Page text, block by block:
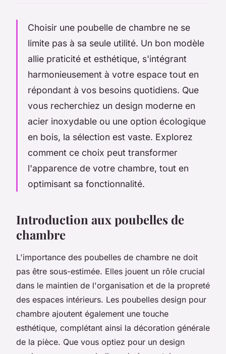
Choisir une poubelle de chambre ne se
limite pas à sa seule utilité. Un bon modèle
allie praticité et esthétique, s'intégrant
harmonieusement à votre espace tout en
répondant à vos besoins quotidiens. Que
vous recherchiez un design moderne en
acier inoxydable ou une option écologique
en bois, la sélection est vaste. Explorez
comment ce choix peut transformer
l'apparence de votre chambre, tout en
optimisant sa fonctionnalité.
Introduction aux poubelles de
chambre
L'importance des poubelles de chambre ne doit
pas être sous-estimée. Elles jouent un rôle crucial
dans le maintien de l'organisation et de la propreté
des espaces intérieurs. Les poubelles design pour
chambre ajoutent également une touche
esthétique, complétant ainsi la décoration générale
de la pièce. Que vous optiez pour un design